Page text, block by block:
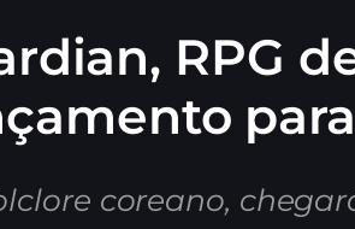
RPG
coreano,